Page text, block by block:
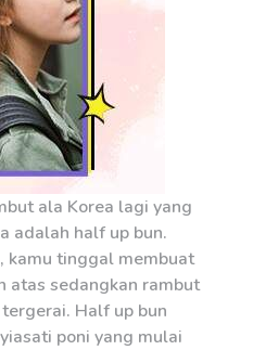
ala Korea lagi yang
adalah half up bun.
kamu tinggal membuat
atas sedangkan rambut
Half up bun
poni yang mulai